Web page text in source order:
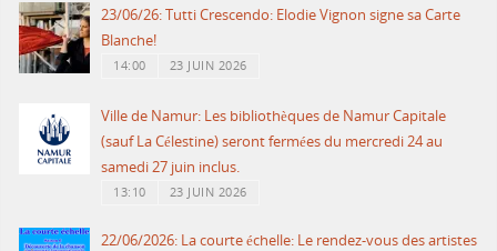
23/06/26: Tutti Crescendo: Elodie Vignon signe sa Carte
Blanche!
14:00 23 JUIN 2026
Ville de Namur: Les bibliothèques de Namur Capitale
(sauf La Célestine) seront fermées du mercredi 24 au
samedi 27 juin inclus.
13:10 23 JUIN 2026
22/06/2026: La courte échelle: Le rendez-vous des artistes